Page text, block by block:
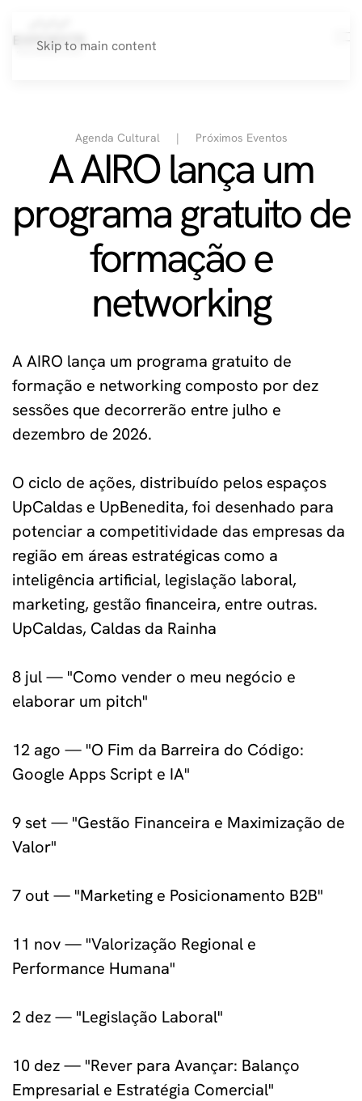
Skip to main content
Agenda Cultural Próximos Eventos
A AIRO lança um
programa gratuito de
formação e
networking
A AIRO lança um programa gratuito de
formação e networking composto por dez
sessões que decorrerão entre julho e
dezembro de 2026.
O ciclo de ações, distribuído pelos espaços
UpCaldas e UpBenedita, foi desenhado para
potenciar a competitividade das empresas da
região em áreas estratégicas como a
inteligência artificial, legislação laboral,
marketing, gestão financeira, entre outras.
UpCaldas, Caldas da Rainha
8 jul — "Como vender o meu negócio e
elaborar um pitch"
12 ago — "O Fim da Barreira do Código:
Google Apps Script e IA"
9 set — "Gestão Financeira e Maximização de
Valor"
7 out — "Marketing e Posicionamento B2B"
11 nov — "Valorização Regional e
Performance Humana"
2 dez — "Legislação Laboral"
10 dez — "Rever para Avançar: Balanço
Empresarial e Estratégia Comercial"